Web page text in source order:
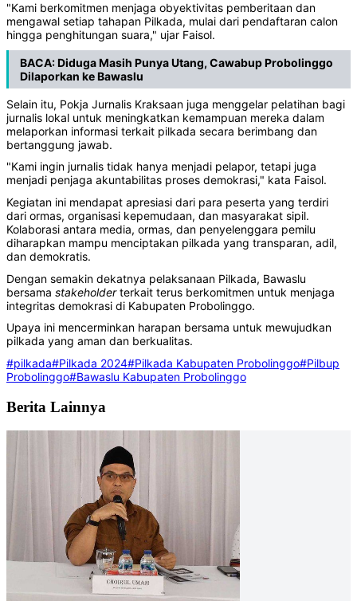
"Kami berkomitmen menjaga obyektivitas pemberitaan dan
mengawal setiap tahapan Pilkada, mulai dari pendaftaran calon
hingga penghitungan suara," ujar Faisol.
BACA:Diduga Masih Punya Utang, Cawabup Probolinggo
Dilaporkan ke Bawaslu
Selain itu, Pokja Jurnalis Kraksaan juga menggelar pelatihan bagi
jurnalis lokal untuk meningkatkan kemampuan mereka dalam
melaporkan informasi terkait pilkada secara berimbang dan
bertanggung jawab.
"Kami ingin jurnalis tidak hanya menjadi pelapor, tetapi juga
menjadi penjaga akuntabilitas proses demokrasi," kata Faisol.
Kegiatan ini mendapat apresiasi dari para peserta yang terdiri
dari ormas, organisasi kepemudaan, dan masyarakat sipil.
Kolaborasi antara media, ormas, dan penyelenggara pemilu
diharapkan mampu menciptakan pilkada yang transparan, adil,
dan demokratis.
Dengan semakin dekatnya pelaksanaan Pilkada, Bawaslu
bersama stakeholderterkait terus berkomitmen untuk menjaga
integritas demokrasi di Kabupaten Probolinggo.
Upaya ini mencerminkan harapan bersama untuk mewujudkan
pilkada yang aman dan berkualitas.
#pilkada#Pilkada 2024#Pilkada Kabupaten Probolinggo#Pilbup
Probolinggo#Bawaslu Kabupaten Probolinggo
Berita Lainnya